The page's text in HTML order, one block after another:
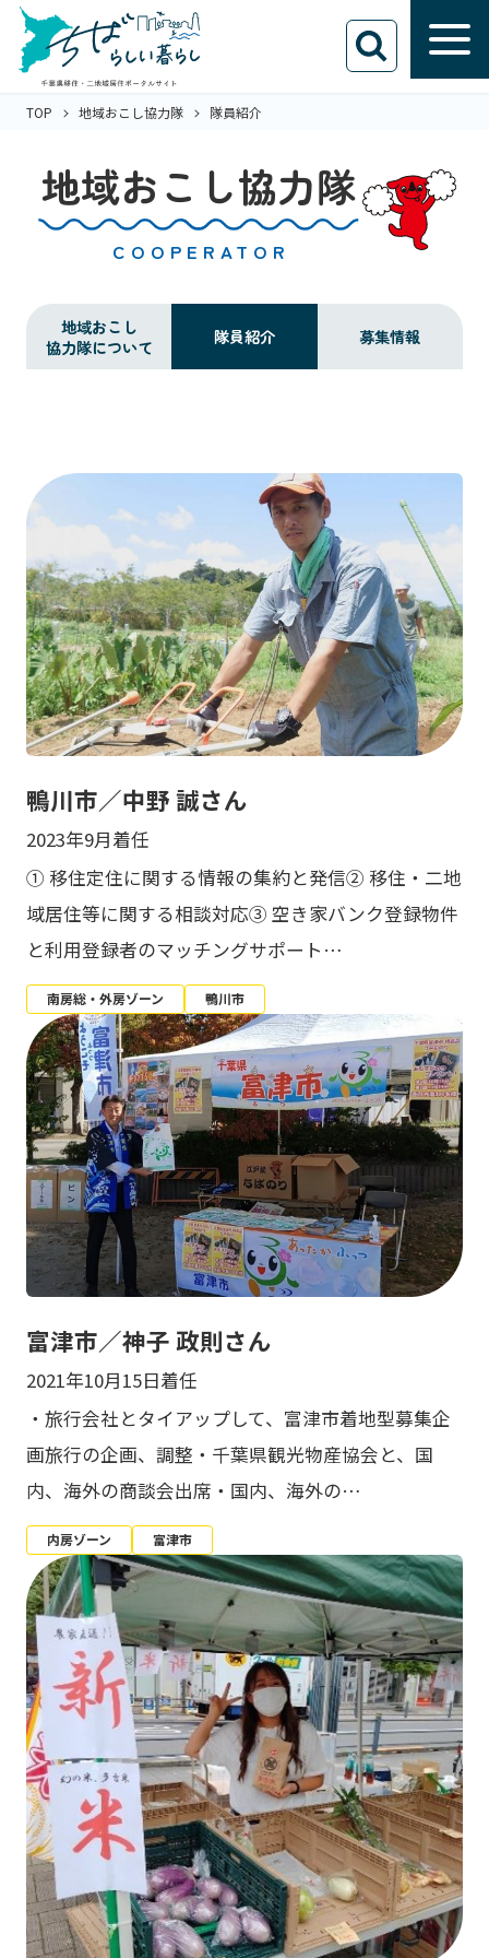
TOP 地域おこし協力隊 隊員紹介
地域おこし協力隊
COOPERATOR
地域おこし
協力隊について
隊員紹介 募集情報
鴨川市／中野 誠さん
2023年9月着任
① 移住定住に関する情報の集約と発信② 移住・二地
域居住等に関する相談対応③ 空き家バンク登録物件
と利用登録者のマッチングサポート…
南房総・外房ゾーン 鴨川市
富津市／神子 政則さん
2021年10月15日着任
・旅行会社とタイアップして、富津市着地型募集企
画旅行の企画、調整・千葉県観光物産協会と、国
内、海外の商談会出席・国内、海外の…
内房ゾーン 富津市